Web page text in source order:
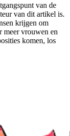
van de
van dit artikel is.
krijgen om
meer vrouwen en
komen, los